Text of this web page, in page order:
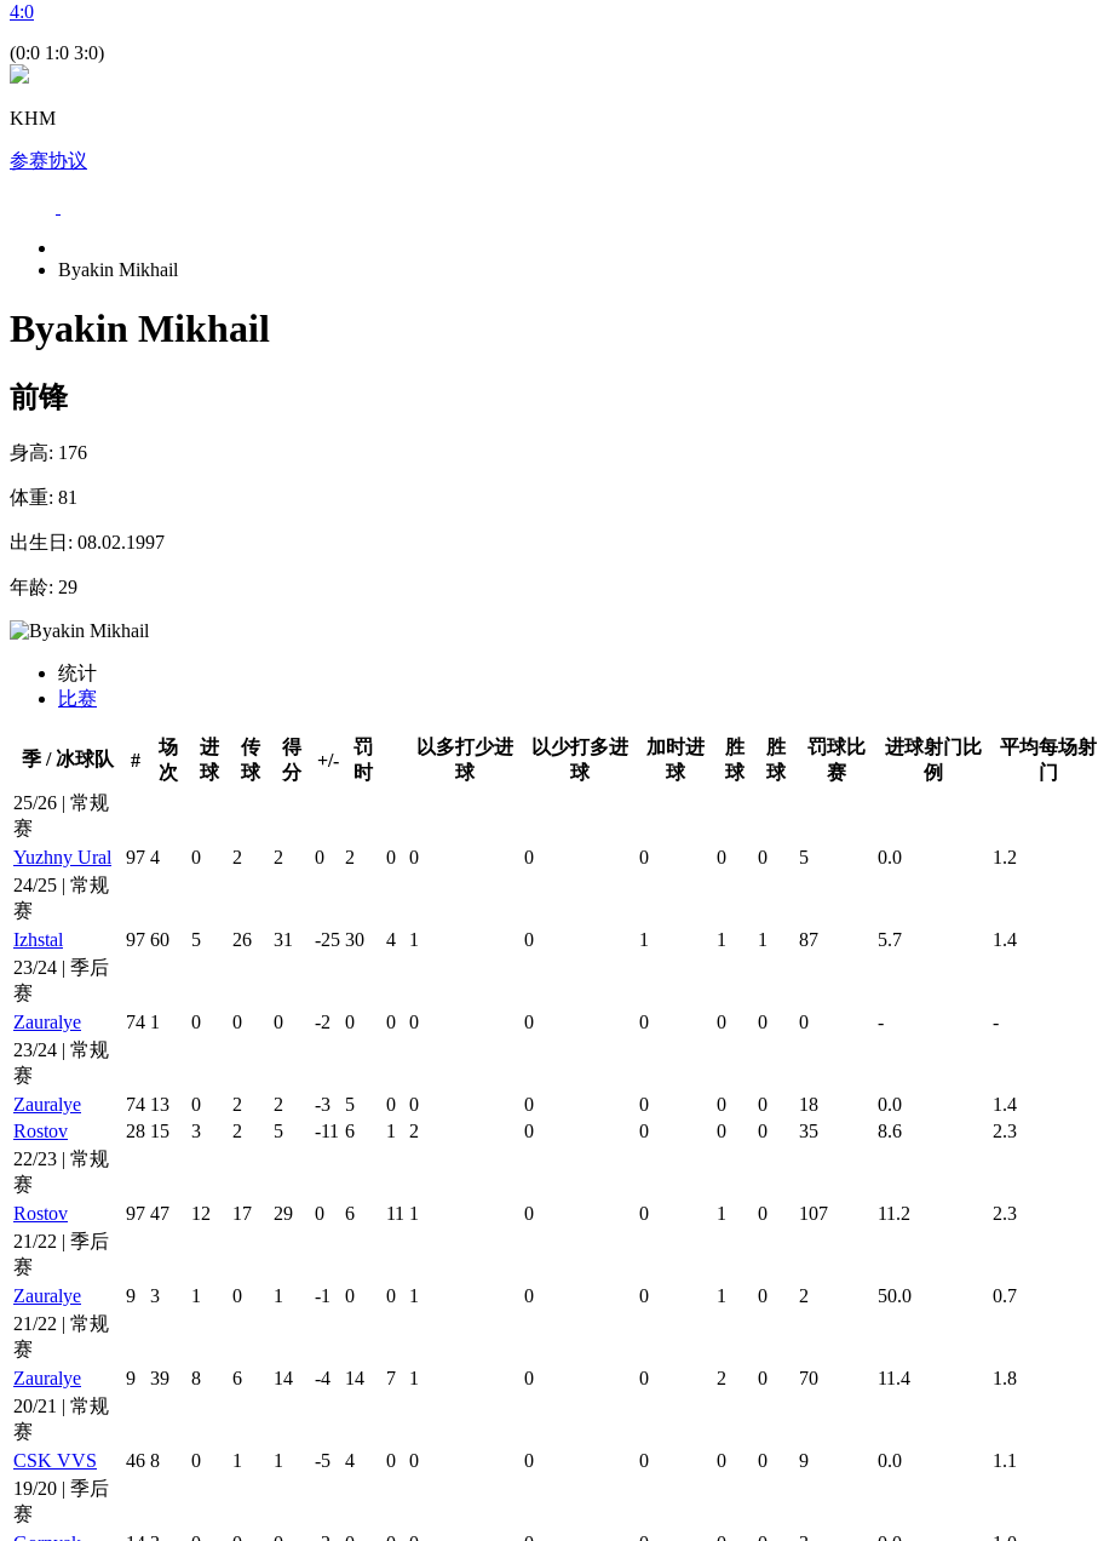
4:0
(0:0 1:0 3:0)
KHM
参赛协议
Byakin Mikhail
Byakin Mikhail
前锋
身高: 176
体重: 81
出生日: 08.02.1997
年龄: 29
统计
比赛
季 / 冰球队 #
场
次
进
球
传
球
得
分
+/-
罚
时
以多打少进
球
以少打多进
球
加时进
球
胜
球
胜
球
罚球比
赛
进球射门比
例
平均每场射
门
25/26 | 常规
赛
Yuzhny Ural
97 4 0 2 2 0 2 0 0 0 0 0 0 5 0.0 1.2
24/25 | 常规
赛
Izhstal
97 60 5 26 31 -25 30 4 1 0 1 1 1 87 5.7 1.4
23/24 | 季后
赛
Zauralye
74 1 0 0 0 -2 0 0 0 0 0 0 0 0 - -
23/24 | 常规
赛
Zauralye
74 13 0 2 2 -3 5 0 0 0 0 0 0 18 0.0 1.4
Rostov
28 15 3 2 5 -11 6 1 2 0 0 0 0 35 8.6 2.3
22/23 | 常规
赛
Rostov
97 47 12 17 29 0 6 11 1 0 0 1 0 107 11.2 2.3
21/22 | 季后
赛
Zauralye
9 3 1 0 1 -1 0 0 1 0 0 1 0 2 50.0 0.7
21/22 | 常规
赛
Zauralye
9 39 8 6 14 -4 14 7 1 0 0 2 0 70 11.4 1.8
20/21 | 常规
赛
CSK VVS
46 8 0 1 1 -5 4 0 0 0 0 0 0 9 0.0 1.1
19/20 | 季后
赛